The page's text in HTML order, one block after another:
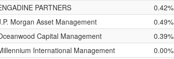
PARTNERS 0.42%
Morgan Asset Management 0.49%
Capital Management 0.39%
International Management 0.00%